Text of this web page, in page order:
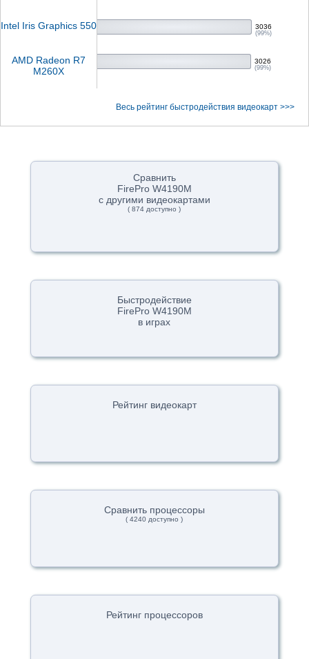
Intel Iris Graphics 550 3036
(99%)
AMD Radeon R7
M260X
3026
(99%)
Весь рейтинг быстродействия видеокарт >>>
Сравнить
FirePro W4190M
с другими видеокартами
( 874 доступно )
Быстродействие
FirePro W4190M
в играх
Рейтинг видеокарт
Сравнить процессоры
( 4240 доступно )
Рейтинг процессоров